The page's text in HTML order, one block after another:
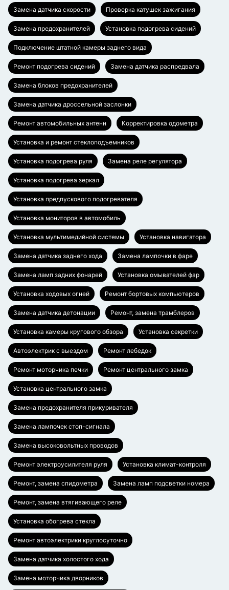
Замена датчика скорости Проверка катушек зажигания
Замена предохранителей Установка подогрева сидений
Подключение штатной камеры заднего вида
Ремонт подогрева сидений Замена датчика распредвала
Замена блоков предохранителей
Замена датчика дроссельной заслонки
Ремонт автомобильных антенн Корректировка одометра
Установка и ремонт стеклоподъемников
Установка подогрева руля Замена реле регулятора
Установка подогрева зеркал
Установка предпускового подогревателя
Установка мониторов в автомобиль
Установка мультимедийной системы Установка навигатора
Замена датчика заднего хода Замена лампочки в фаре
Замена ламп задних фонарей Установка омывателей фар
Установка ходовых огней Ремонт бортовых компьютеров
Замена датчика детонации Ремонт, замена трамблеров
Установка камеры кругового обзора Установка секретки
Автоэлектрик с выездом Ремонт лебедок
Ремонт моторчика печки Ремонт центрального замка
Установка центрального замка
Замена предохранителя прикуривателя
Замена лампочек стоп-сигнала
Замена высоковольтных проводов
Ремонт электроусилителя руля Установка климат-контроля
Ремонт, замена спидометра Замена ламп подсветки номера
Ремонт, замена втягивающего реле
Установка обогрева стекла
Ремонт автоэлектрики круглосуточно
Замена датчика холостого хода
Замена моторчика дворников